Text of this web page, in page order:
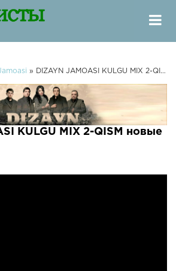
» DIZAYN JAMOASI KULGU MIX 2-QISM
KULGU MIX 2-QISM новые